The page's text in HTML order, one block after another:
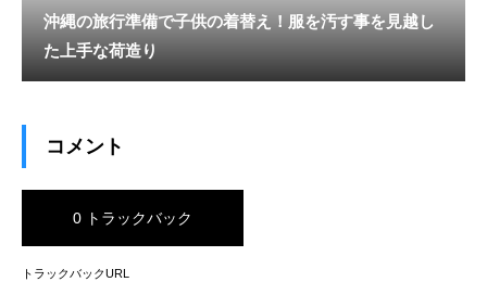
沖縄の旅行準備で子供の着替え！服を汚す事を見越し
た上手な荷造り
コメント
0 トラックバック
トラックバックURL